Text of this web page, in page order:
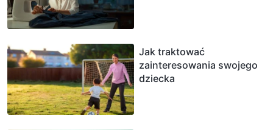
Jak traktować
zainteresowania swojego
dziecka